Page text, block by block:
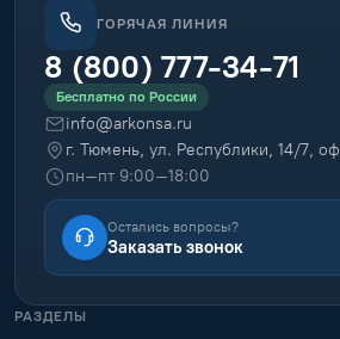
ГОРЯЧАЯ ЛИНИЯ
8 (800) 777-34-71
Бесплатно по России
info@arkonsa.ru
г. Тюмень, ул. Республики, 14/7,
пн–пт 9:00–18:00
Остались вопросы?
Заказать звонок
РАЗДЕЛЫ